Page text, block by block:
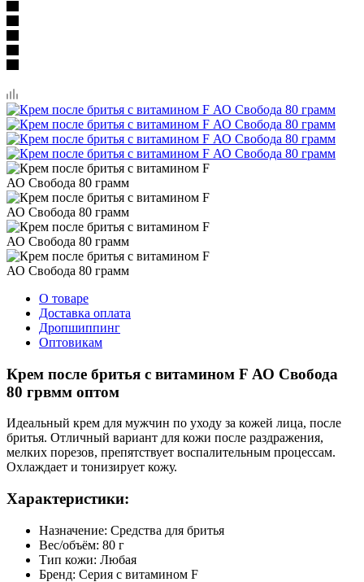
О товаре
Доставка оплата
Дропшиппинг
Оптовикам
Крем после бритья с витамином F АО Свобода
80 грвмм оптом
Идеальный крем для мужчин по уходу за кожей лица, после
бритья. Отличный вариант для кожи после раздражения,
мелких порезов, препятствует воспалительным процессам.
Охлаждает и тонизирует кожу.
Характеристики:
Назначение: Средства для бритья
Вес/объём: 80 г
Тип кожи: Любая
Бренд: Серия с витамином F